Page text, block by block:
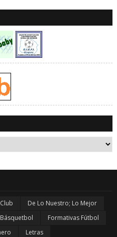
Club
De Lo Nuestro; Lo Mejor
Formativas Fútbol
Letras